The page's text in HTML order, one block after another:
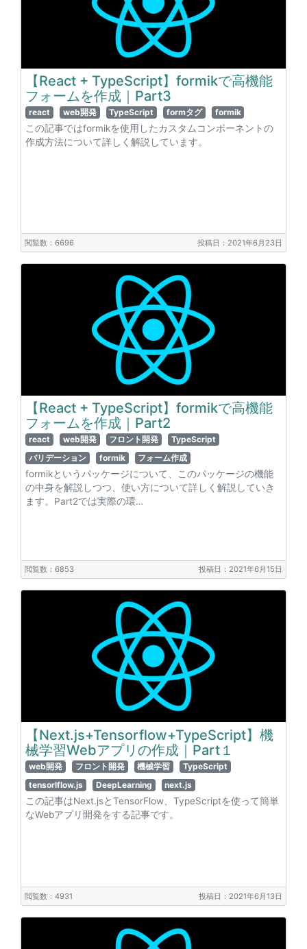
【React + TypeScript】formikで高機能
フォームを作成｜Part3
react web開発 TypeScript formタグ formik
この記事ではformikを使用したカスタムコンポーネントの
作成方法について詳しく解説しています。
閲覧数：6696 投稿日：2021年6月23日
【React + TypeScript】formikで高機能
フォームを作成｜Part2
react web開発 フロント開発
TypeScript
バリデーション
formik フォーム作成
formikというパッケージについて、このパッケージの機能
の中身を解説しつつ、使い方について詳しく解説していき
ます。Part2では実際の環…
閲覧数：6853 投稿日：2021年6月15日
【Next.js+Tensorflow+TypeScript】機
械学習Webアプリの作成｜Part１
web開発 フロント開発 機械学習
TypeScript
tensorlflow.js
DeepLearning next.js
この記事はNext.jsとTensorFlow、TypeScriptを使って簡単
なWebアプリ開発をする記事です。
閲覧数：4931 投稿日：2021年6月13日